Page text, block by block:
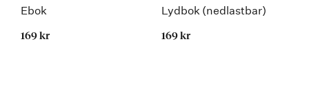
Ebok
169 kr
Lydbok (nedlastbar)
169 kr